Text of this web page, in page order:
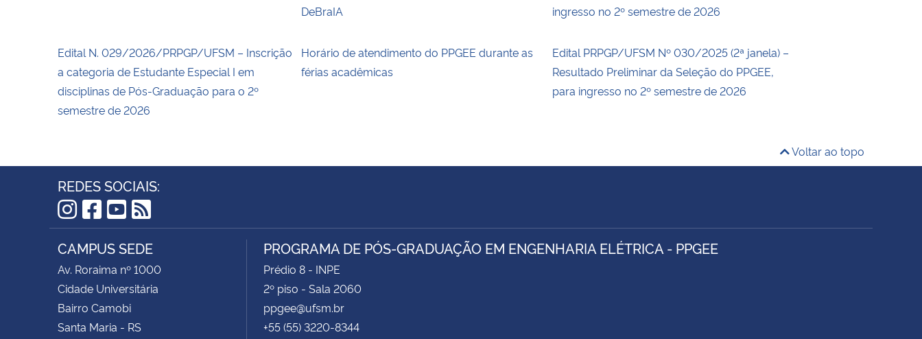
DeBraIA
ingresso no 2º semestre de 2026
Edital N. 029/2026/PRPGP/UFSM – Inscrição
a categoria de Estudante Especial I em
disciplinas de Pós-Graduação para o 2º
semestre de 2026
Horário de atendimento do PPGEE durante as
férias acadêmicas
Edital PRPGP/UFSM Nº 030/2025 (2ª janela) –
Resultado Preliminar da Seleção do PPGEE,
para ingresso no 2º semestre de 2026
Voltar ao topo
REDES SOCIAIS:
Instagram
Facebook
YouTube
RSS
CAMPUS SEDE
Av. Roraima nº 1000
Cidade Universitária
Bairro Camobi
Santa Maria - RS
PROGRAMA DE PÓS-GRADUAÇÃO EM ENGENHARIA ELÉTRICA - PPGEE
Prédio 8 - INPE
2º piso - Sala 2060
ppgee@ufsm.br
+55 (55) 3220-8344